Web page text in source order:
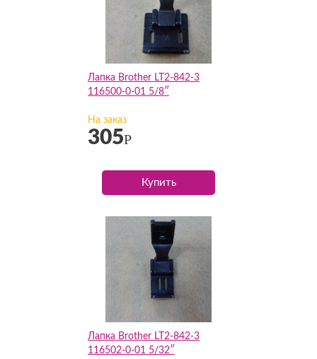
Лапка Brother LT2-842-3
116500-0-01 5/8″
На заказ
305Р
Купить
Лапка Brother LT2-842-3
116502-0-01 5/32″